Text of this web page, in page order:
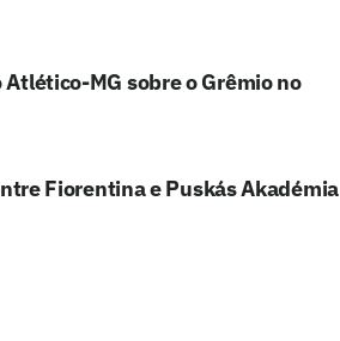
MG sobre o Grêmio no
Fiorentina e Puskás Akadémia